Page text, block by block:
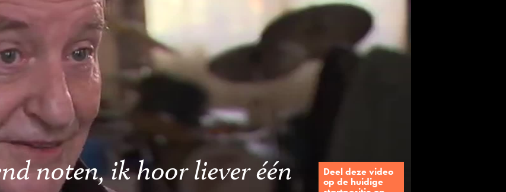
noten, ik hoor liever één
Deel deze video
op de huidige